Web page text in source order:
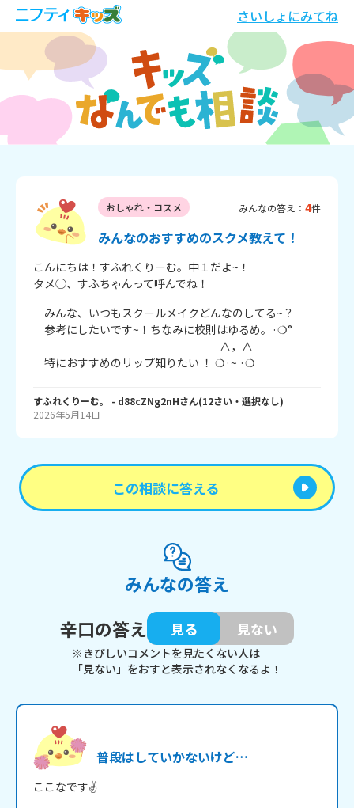
さいしょにみてね
おしゃれ・コスメ みんなの答え： 4件
みんなのおすすめのスクメ教えて！
こんにちは！すふれくりーむ。中１だよ~！
タメ◯、すふちゃんって呼んでね！
みんな、いつもスクールメイクどんなのしてる~？
参考にしたいです~！ちなみに校則はゆるめ。·❍°
特におすすめのリップ知りたい ！ ❍·~ ·❍
すふれくりーむ。 - d88cZNg2nHさん(12さい・ 選択なし)
2026年5月14日
この相談に答える
みんなの答え
辛口の答え
見る 見ない
※きびしいコメントを見たくない人は
「見ない」をおすと表示されなくなるよ！
普段はしていかないけど…
ここなです✌️